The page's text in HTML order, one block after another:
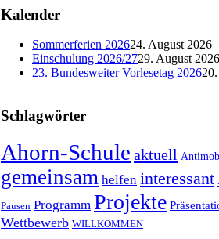
Kalender
Sommerferien 202624. August 2026
Einschulung 2026/2729. August 2026
23. Bundesweiter Vorlesetag 2026
Schlagwörter
Ahorn-Schule aktuell
gemeinsam helfen interessant
Pausen Programm Projekte
Wettbewerb WILLKOMMEN